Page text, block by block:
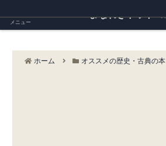
ホーム オススメの歴史・古典の本
メニュー